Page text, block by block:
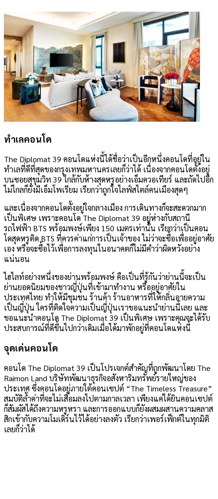
ทำเลคอนโด
The Diplomat 39 คอนโดแห่งนี้ได้ชื่อว่าเป็นอีกหนึ่งคอนโดที่อยู่ใน
ทำเลที่ดีที่สุดของกรุงเทพมหานครเลยก็ว่าได้ เนื่องจากคอนโดตั้งอยู่
บนซอยสุขุมวิท 39 ใกล้กับห้างสุดหรูอย่างเอ็มควอเทียร์ และถัดไปอีก
ไม่ไกลก็ยังมีเอ็มโพเรียม เรียกว่าถูกใจไลฟ์สไตล์คนเมืองสุดๆ
และเนื่องจากคอนโดตั้งอยู่ใจกลางเมือง การเดินทางก็จะสะดวกมาก
เป็นพิเศษ เพราะคอนโด The Diplomat 39 อยู่ห่างกับสถานี
รถไฟฟ้า BTS พร้อมพงษ์เพียง 150 เมตรเท่านั้น เรียกว่าเป็นคอน
โดสุดหรูติด BTS ที่ควรค่าแก่การเป็นเจ้าของ ไม่ว่าจะซื้อเพื่ออยู่อาศัย
เอง หรือจะซื้อไว้เพื่อการลงทุนในอนาคตก็ไม่มีคำว่าผิดหวังอย่าง
แน่นอน
ไฮไลท์อย่างหนึ่งของย่านพร้อมพงษ์ คือเป็นที่รู้กันว่าย่านนี้จะเป็น
ย่านยอดนิยมของชาวญี่ปุ่นที่เข้ามาทำงาน หรืออยู่อาศัยใน
ประเทศไทย ทำให้มีชุมชน ร้านค้า ร้านอาหารที่ให้กลิ่นอายความ
เป็นญี่ปุ่น ใครที่ติดใจความเป็นญี่ปุ่นเราขอแนะนำย่านนี้เลย และ
ขอแนะนำคอนโด The Diplomat 39 เป็นพิเศษ เพราะคุณจะได้รับ
ประสบการณ์ที่ดีขึ้นไปกว่าเดิมเมื่อได้มาพักอยู่ที่คอนโดแห่งนี้
จุดเด่นคอนโด
คอนโด The Diplomat 39 เป็นโปรเจกต์สำคัญที่ถูกพัฒนาโดย The
Raimon Land บริษัทพัฒนาธุรกิจอสังหาริมทรัพย์รายใหญ่ของ
ประเทศ ซึ่งคอนโดอยู่ภายใต้คอนเซปต์ “The Timeless Treasure”
สมบัติล้ำค่าที่จะไม่เสื่อมลงไปตามกาลเวลา เพียงแค่ได้ยินคอนเซปต์
ก็สัมผัสได้ถึงความหรูหรา และการออกแบบก็ยังผสมผสานความคลาส
สิกเข้ากับความโมเดิร์นไว้ได้อย่างลงตัว เรียกว่าเพอร์เฟ็กต์ในทุกมิติ
เลยก็ว่าได้